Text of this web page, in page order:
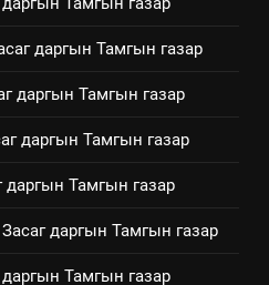
ИРГЭДЭЭ СОНСОЖ,
ЫН САЛБАР ЗӨВЛӨЛ
САЛБАР ЗӨВЛӨЛ
даргын Тамгын газар
даргын Тамгын газар
даргын Тамгын газар
Тамгын газар
даргын Тамгын газар
Тамгын газар